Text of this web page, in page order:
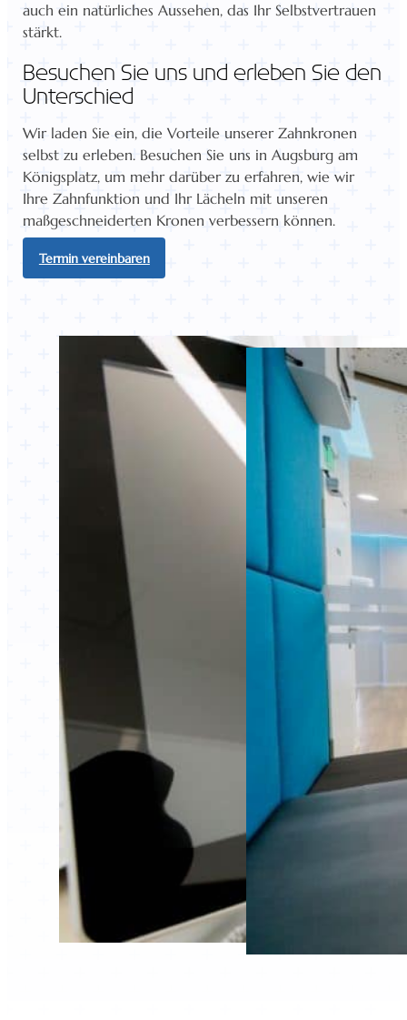
auch ein natürliches Aussehen, das Ihr Selbstvertrauen
stärkt.
Besuchen Sie uns und erleben Sie den
Unterschied
Wir laden Sie ein, die Vorteile unserer Zahnkronen
selbst zu erleben. Besuchen Sie uns in Augsburg am
Königsplatz, um mehr darüber zu erfahren, wie wir
Ihre Zahnfunktion und Ihr Lächeln mit unseren
maßgeschneiderten Kronen verbessern können.
Termin vereinbaren